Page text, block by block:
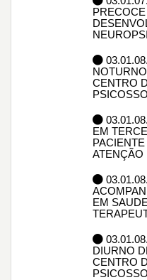
CENTRO
EM
ATENÇÃO
EM
DIURNO
CENTRO